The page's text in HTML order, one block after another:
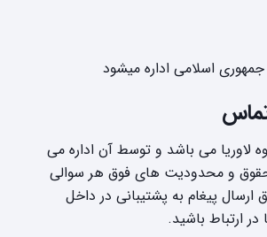
جمهوری اسلامی اداره میشود
لاوریا می باشد و توسط آن اداره می
حقوق و محدودیت های فوق هر سوالی
ارسال پیغام به پشتیبانی در داخل
در ارتباط باشید.